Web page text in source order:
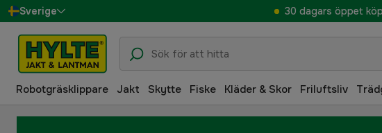
Sverige
Danmark
Suomi
Norge
30 dagars öppet köp
Robotgräsklippare Jakt Skytte Fiske Kläder & Skor Friluftsliv